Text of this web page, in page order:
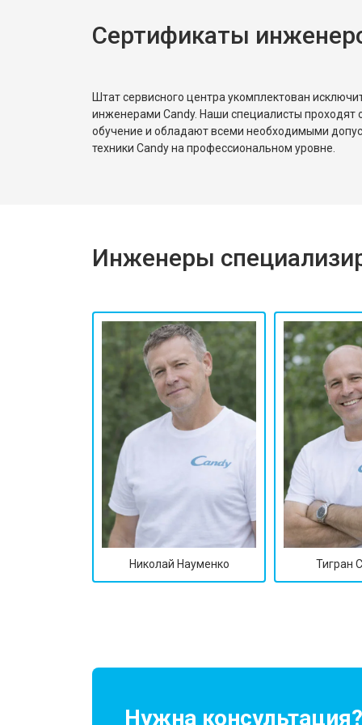
Ремонт или замена патрубка
Корпусный ремонт (замена
Замена щёток
Замена амортизаторов
Замена подшипников
Замена мотора
Ремонт/замена датчика
Замена ТЭН
Сертификаты
Штат сервисного центра укомплектован
инженерами Candy. Наши специалисты проходят
обучение и обладают всеми необходимыми
техники Candy на профессиональном уровне.
Инженеры
Николай Науменко Тигран
Нужна консультация?